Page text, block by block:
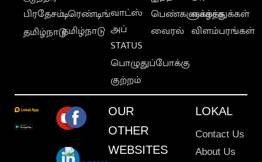
பிரதேசம்
தமிழ்நாடு
டிரெண்டிங்
தமிழ்நாடு
வாட்ஸ்
அப்
STATUS
பொழுதுப்போக்கு
குற்றம்
பெண்களுக்காக
வைரல்
வாழ்த்துக்கள்
விளம்பரங்கள்
OUR
OTHER
WEBSITES
LOKAL
Contact Us
About Us